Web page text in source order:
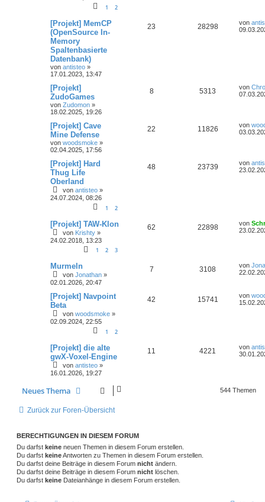
1 2
[Projekt] MemCP
(OpenSource In-
Memory
Spaltenbasierte
Datenbank)
von antisteo »
17.01.2023, 13:47
23 28298 von
[Projekt]
ZudoGames
von Zudomon »
18.02.2025, 19:26
8 5313 von
[Projekt] Cave
Mine Defense
von woodsmoke »
02.04.2025, 17:56
22 11826 von
[Projekt] Hard
Thug Life
Oberland
von antisteo »
24.07.2024, 08:26
1 2
48 23739 von
[Projekt] TAW-Klon
von Krishty »
24.02.2018, 13:23
1 2 3
62 22898 von
Murmeln
von Jonathan »
02.01.2026, 20:47
7 3108 von
[Projekt] Navpoint
Beta
von woodsmoke »
02.09.2024, 22:55
1 2
42 15741 von
[Projekt] die alte
gwX-Voxel-Engine
von antisteo »
16.01.2026, 19:27
11 4221 von
Neues Thema 544 Themen
Zurück zur Foren-Übersicht
BERECHTIGUNGEN IN DIESEM FORUM
Du darfst keine neuen Themen in diesem Forum erstellen.
Du darfst keineAntworten zu Themen in diesem Forum erstellen.
Du darfst deine Beiträge in diesem Forum nicht ändern.
Du darfst deine Beiträge in diesem Forum nicht löschen.
Du darfst keine Dateianhänge in diesem Forum erstellen.